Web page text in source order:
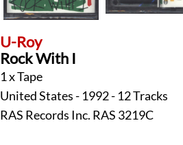
U-Roy
Rock With I
1 x Tape
United States - 1992 - 12 Tracks
RAS Records Inc. RAS 3219C